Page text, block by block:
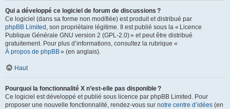
Qui a développé ce logiciel de forum de discussions ?
Ce logiciel (dans sa forme non modifiée) est produit et distribué par
phpBB Limited , son propriétaire légitime. Il est publié sous la « Licence
Publique Générale GNU version 2 (GPL-2.0) » et peut être distribué
gratuitement. Pour plus d’informations, consultez la rubrique «
À propos de phpBB» (en anglais).
Haut
Pourquoi la fonctionnalité X n’est-elle pas disponible ?
Ce logiciel est développé et publié sous licence par phpBB Limited. Pour
proposer une nouvelle fonctionnalité, rendez-vous sur notre centre d’idées (en